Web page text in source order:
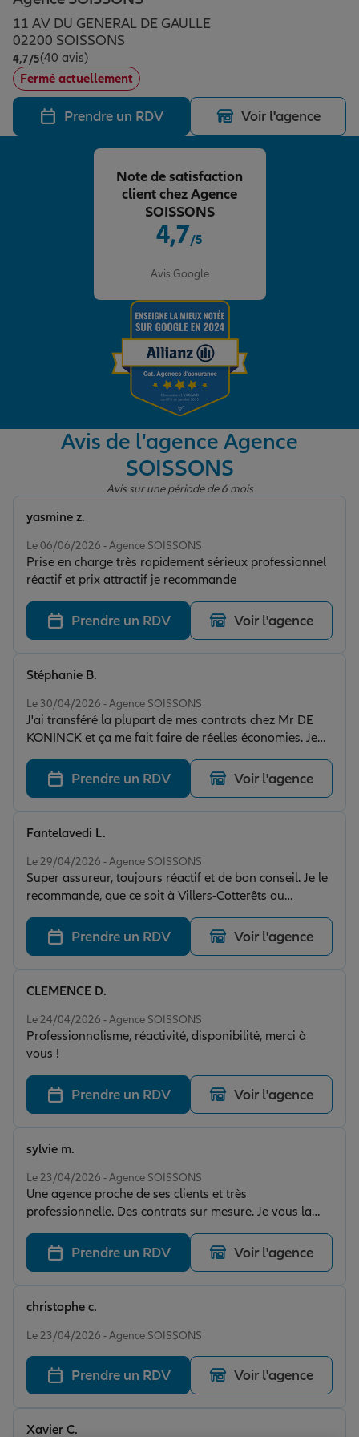
Assurance emprunteur
Prévoyance et dépendance
Assurance animal de compagnie
Protection de la famille
Protection juridique
Épargne & retraite
Plan épargne retraite
Assurance vie
Placements financiers
Investissements immobiliers
Transmission
Vos projets
Partir en vacances
Départ à la retraite
Préparer l’avenir
Conseil assurance
Assurance habitation
Le Pack Famille
Garantie des accidents de la vie
Assurance scolaire
Retraite
Tous nos devis d'assurance
Allianz en France
11 AV DU GENERAL DE GAULLE
02200 SOISSONS
4,7/5Note de 4.7 sur 5
(40 avis)
Fermé actuellement
Prendre un RDV Voir l'agence
4,7/5
Avis Google
Note de satisfaction
client chez Agence
SOISSONS
Avis de l'agence Agence
SOISSONS
Avis sur une période de 6 mois
Le 06/06/2026 - Agence SOISSONS
Prise en charge très rapidement sérieux professionnel
réactif et prix attractif je recommande
yasmine z.
Prendre un RDV Voir l'agence
Le 30/04/2026 - Agence SOISSONS
J'ai transféré la plupart de mes contrats chez Mr DE
KONINCK et ça me fait faire de réelles économies. Je
recommande!
Stéphanie B.
Prendre un RDV Voir l'agence
Le 29/04/2026 - Agence SOISSONS
Super assureur, toujours réactif et de bon conseil. Je le
recommande, que ce soit à Villers-Cotterêts ou
Soissons ! Lio F, Entrepreneure
Fantelavedi L.
Prendre un RDV Voir l'agence
Le 24/04/2026 - Agence SOISSONS
Professionnalisme, réactivité, disponibilité, merci à
vous !
CLEMENCE D.
Prendre un RDV Voir l'agence
Le 23/04/2026 - Agence SOISSONS
Une agence proche de ses clients et très
professionnelle. Des contrats sur mesure. Je vous la
recommande sans hésitation.
sylvie m.
Prendre un RDV Voir l'agence
Le 23/04/2026 - Agence SOISSONS
christophe c.
Prendre un RDV Voir l'agence
Xavier C.